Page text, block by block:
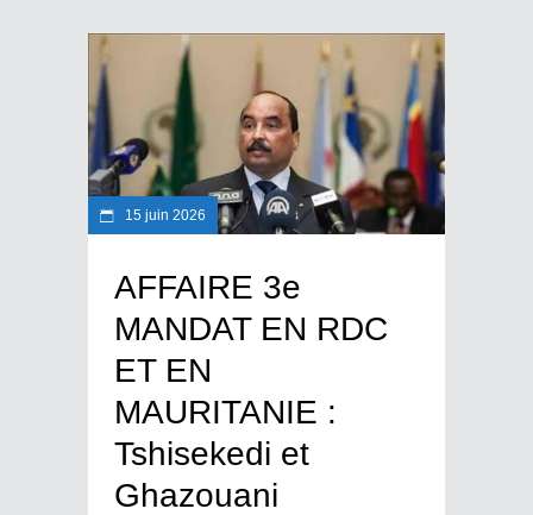
15 juin 2026
AFFAIRE 3e
MANDAT EN RDC
ET EN
MAURITANIE :
Tshisekedi et
Ghazouani